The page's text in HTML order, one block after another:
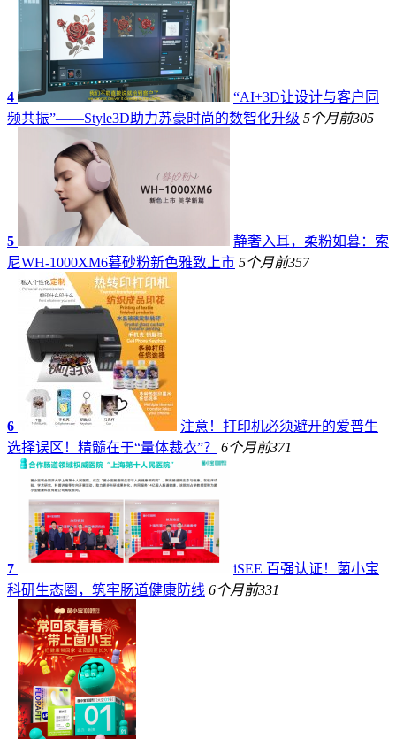
4
“AI+3D让设计与客户同
频共振”——Style3D助力苏豪时尚的数智化升级 5个月前305
5
静奢入耳，柔粉如暮：索
尼WH-1000XM6暮砂粉新色雅致上市 5个月前357
6
注意！打印机必须避开的爱普生
选择误区！精髓在于“量体裁衣”？
6个月前371
7
iSEE 百强认证！菌小宝
科研生态圈，筑牢肠道健康防线 6个月前331